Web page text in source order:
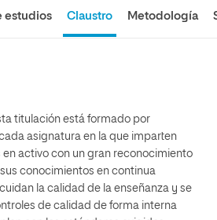
estudios Claustro Metodología
titulación está formado por
asignatura en la que imparten
en activo con un gran reconocimiento
conocimientos en continua
la calidad de la enseñanza y se
de calidad de forma interna